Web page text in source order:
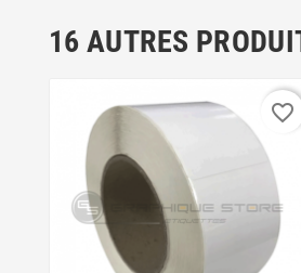
16 AUTRES
favorite_border